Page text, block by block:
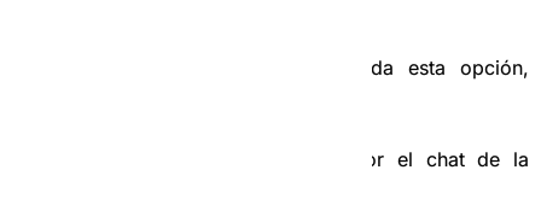
En el video del grupo está detallada esta opción,
5.2- La segunda es directamente por el chat de la